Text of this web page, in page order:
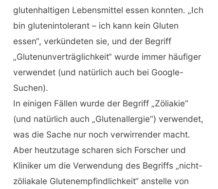
glutenhaltigen Lebensmittel essen konnten. „Ich
bin glutenintolerant – ich kann kein Gluten
essen“, verkündeten sie, und der Begriff
„Glutenunverträglichkeit“ wurde immer häufiger
verwendet (und natürlich auch bei Google-
Suchen).
In einigen Fällen wurde der Begriff „Zöliakie“
(und natürlich auch „Glutenallergie“) verwendet,
was die Sache nur noch verwirrender macht.
Aber heutzutage scharen sich Forscher und
Kliniker um die Verwendung des Begriffs „nicht-
zöliakale Glutenempfindlichkeit“ anstelle von